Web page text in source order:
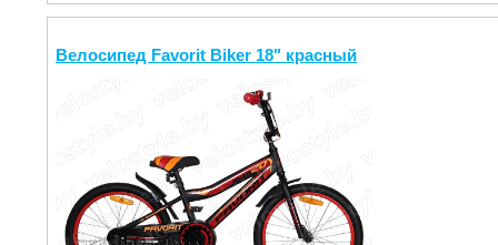
Велосипед Favorit Biker 18" красный